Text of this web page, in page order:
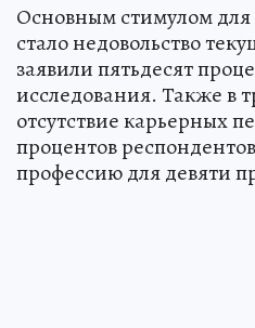
Основным стимулом
стало недовольство
заявили пятьдесят
исследования. Также в
отсутствие карьерных
процентов
профессию для девяти